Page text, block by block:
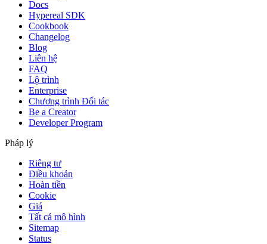
Docs
Hypereal SDK
Cookbook
Changelog
Blog
Liên hệ
FAQ
Lộ trình
Enterprise
Chương trình Đối tác
Be a Creator
Developer Program
Pháp lý
Riêng tư
Điều khoản
Hoàn tiền
Cookie
Giá
Tất cả mô hình
Sitemap
Status